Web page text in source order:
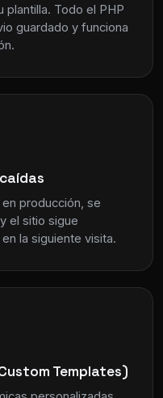
Todo el PHP
guardado y funciona
producción, se
el sitio sigue
la siguiente visita.
Templates)